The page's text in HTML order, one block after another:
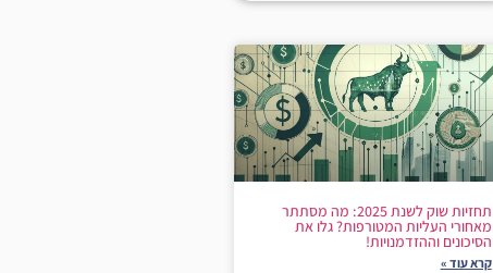
תחזיות שוק לשנת 2025: מה מסתתר
מאחורי העליות המטורפות? גלו את
הסיכונים וההזדמנויות!
קרא עוד »